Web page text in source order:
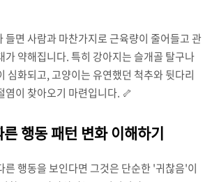
들면 사람과 마찬가지로 근육량이 줄어들고 관
가 약해집니다. 특히 강아지는 슬개골 탈구나
심화되고, 고양이는 유연했던 척추와 뒷다리
염이 찾아오기 마련입니다. 🦴
행동 패턴 변화 이해하기
른 행동을 보인다면 그것은 단순한 '귀찮음'이